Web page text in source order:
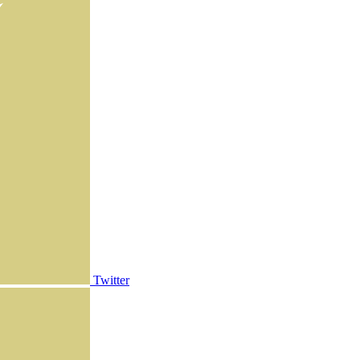
Twitter